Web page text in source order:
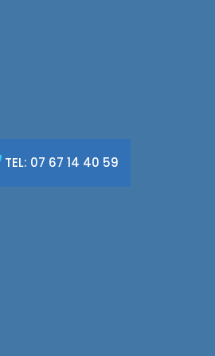
TEL: 07 67 14 40 59